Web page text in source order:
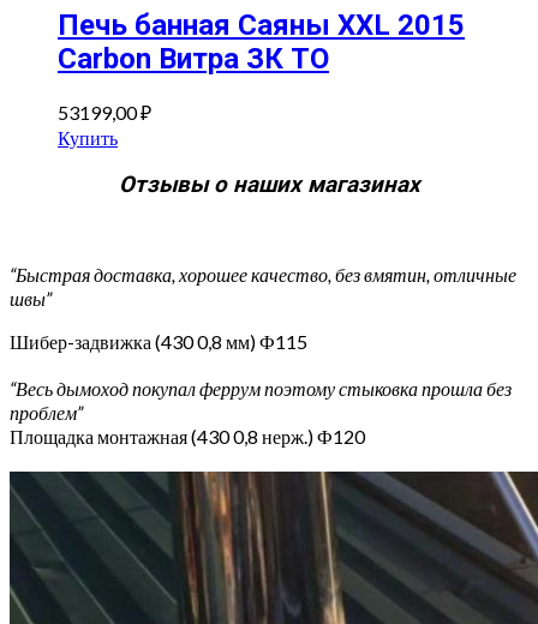
Печь банная Саяны XXL 2015
Carbon Витра ЗК ТО
53199,00₽
Купить
Отзывы о наших магазинах
“Быстрая доставка, хорошее качество, без вмятин, отличные
швы”
Шибер-задвижка (430 0,8 мм) Ф115
“Весь дымоход покупал феррум поэтому стыковка прошла без
проблем”
Площадка монтажная (430 0,8 нерж.) Ф120